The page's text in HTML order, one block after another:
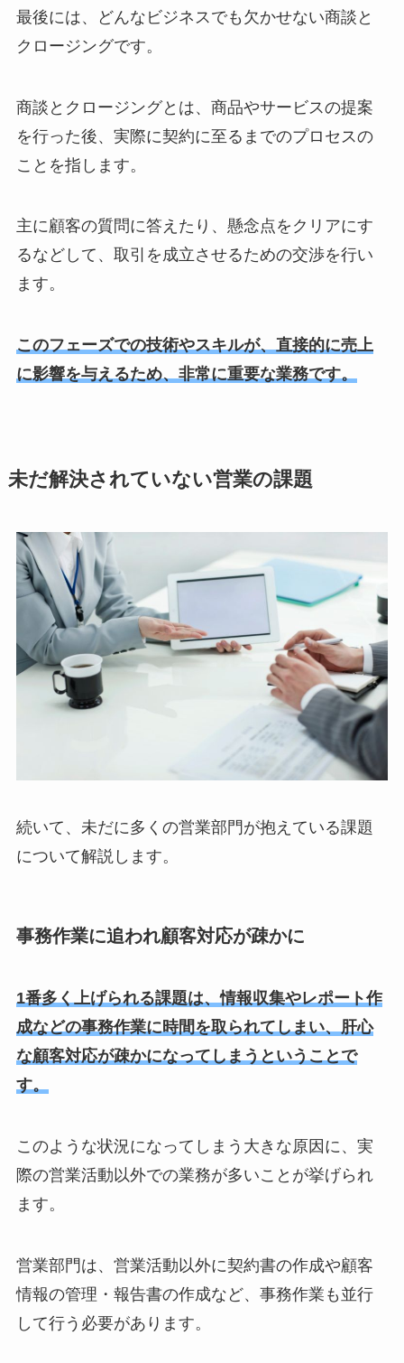
最後には、どんなビジネスでも欠かせない商談と
クロージングです。
商談とクロージングとは、商品やサービスの提案
を行った後、実際に契約に至るまでのプロセスの
ことを指します。
主に顧客の質問に答えたり、懸念点をクリアにす
るなどして、取引を成立させるための交渉を行い
ます。
このフェーズでの技術やスキルが、直接的に売上
に影響を与えるため、非常に重要な業務です。
未だ解決されていない営業の課題
続いて、未だに多くの営業部門が抱えている課題
について解説します。
事務作業に追われ顧客対応が疎かに
1番多く上げられる課題は、情報収集やレポート作
成などの事務作業に時間を取られてしまい、肝心
な顧客対応が疎かになってしまうということで
す。
このような状況になってしまう大きな原因に、実
際の営業活動以外での業務が多いことが挙げられ
ます。
営業部門は、営業活動以外に契約書の作成や顧客
情報の管理・報告書の作成など、事務作業も並行
して行う必要があります。